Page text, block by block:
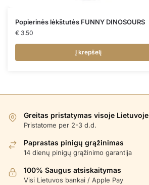
Popierinės lėkštutės FUNNY DINOSOURS
€ 3.50
Į krepšelį
Greitas pristatymas visoje Lietuvoje
Pristatome per 2-3 d.d.
Paprastas pinigų grąžinimas
14 dienų pinigų grąžinimo garantija
100% Saugus atsiskaitymas
Visi Lietuvos bankai / Apple Pay